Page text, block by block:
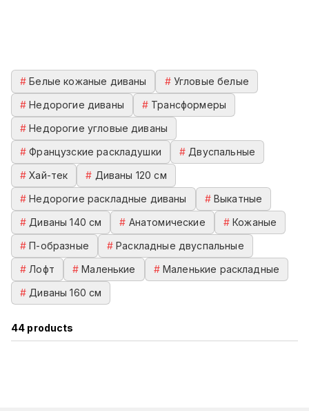
#Белые кожаные диваны # Угловые белые
#Недорогие диваны # Трансформеры
#Недорогие угловые диваны
#Французские раскладушки # Двуспальные
#Хай-тек # Диваны 120 см
#Недорогие раскладные диваны # Выкатные
# Диваны 140 см # Анатомические #Кожаные
#П-образные #Раскладные двуспальные
# Лофт #Маленькие # Маленькие раскладные
# Диваны 160 см
44 products